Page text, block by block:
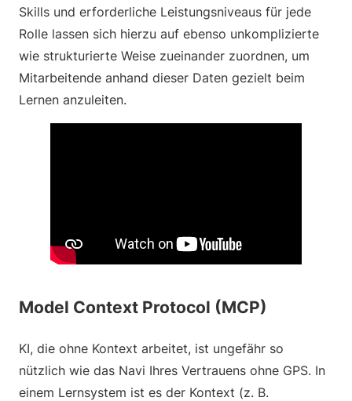
Skills und erforderliche Leistungsniveaus für jede
Rolle lassen sich hierzu auf ebenso unkomplizierte
wie strukturierte Weise zueinander zuordnen, um
Mitarbeitende anhand dieser Daten gezielt beim
Lernen anzuleiten.
Model Context Protocol (MCP)
KI, die ohne Kontext arbeitet, ist ungefähr so
nützlich wie das Navi Ihres Vertrauens ohne GPS. In
einem Lernsystem ist es der Kontext (z. B.